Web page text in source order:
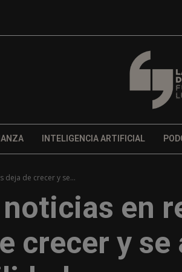
INTELIGENCIA ARTIFICIAL
deja de crecer y se...
en
crecer y se